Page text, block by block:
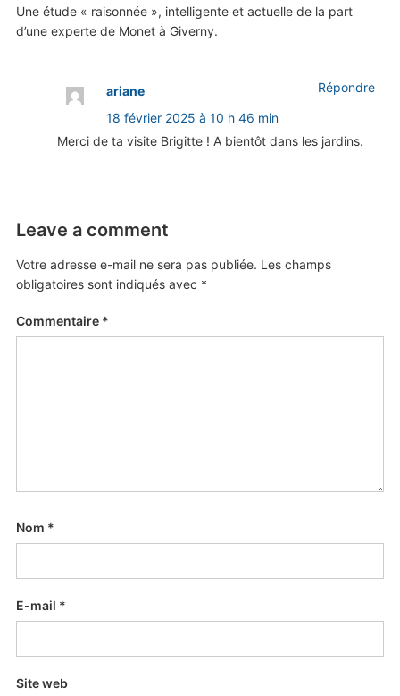
Une étude « raisonnée », intelligente et actuelle de la part
d’une experte de Monet à Giverny.
ariane
18 février 2025 à 10 h 46 min
Merci de ta visite Brigitte ! A bientôt dans les jardins.
Répondre
Leave a comment
Votre adresse e-mail ne sera pas publiée. Les champs
obligatoires sont indiqués avec *
Commentaire *
Nom *
E-mail *
Site web